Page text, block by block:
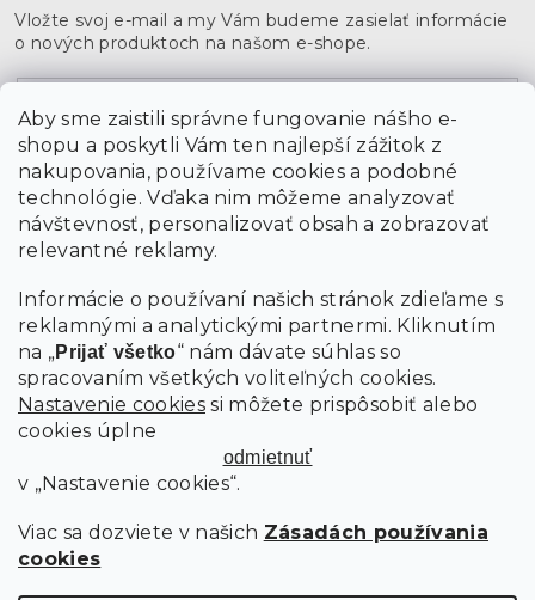
Aby sme zaistili správne fungovanie nášho e-
shopu a poskytli Vám ten najlepší zážitok z
nakupovania, používame cookies a podobné
technológie. Vďaka nim môžeme analyzovať
návštevnosť, personalizovať obsah a zobrazovať
relevantné reklamy.
Informácie o používaní našich stránok zdieľame s
reklamnými a analytickými partnermi. Kliknutím
na „Prijať všetko“ nám dávate súhlas so
spracovaním všetkých voliteľných cookies.
Nastavenie cookies si môžete prispôsobiť alebo
cookies úplne
odmietnuť
v „Nastavenie cookies“.
Viac sa dozviete v našich Zásadách používania
cookies
Vložte svoj e-mail a my Vám budeme zasielať informácie
o nových produktoch na našom e-shope.
Vložením údajov súhlasíte s podmienkami ochrany
osobných údajov
PRIHLÁSIŤ SA